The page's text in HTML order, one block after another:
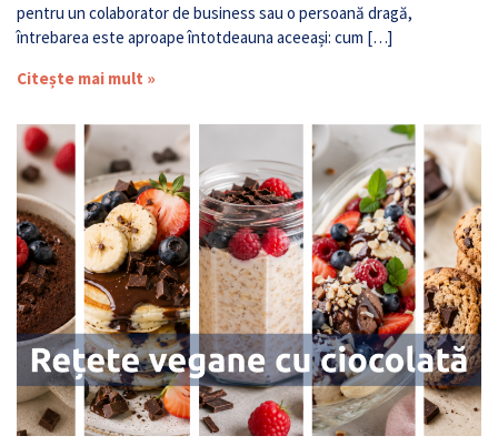
pentru un colaborator de business sau o persoană dragă,
întrebarea este aproape întotdeauna aceeași: cum […]
Citește mai mult »